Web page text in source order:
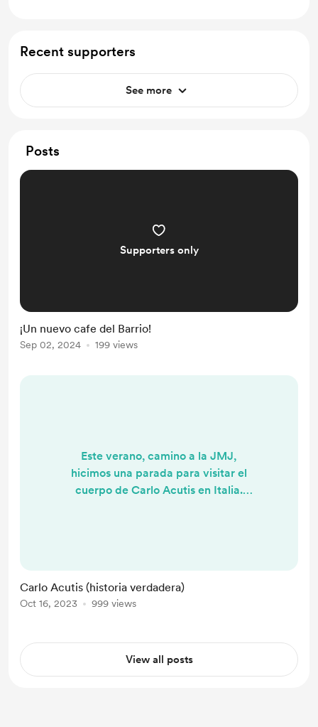
Recent supporters
See more
Posts
Supporters only
¡Un nuevo cafe del Barrio!
Sep 02, 2024 199 views
Este verano, camino a la JMJ,
hicimos una parada para visitar el
cuerpo de Carlo Acutis en Italia.
que veían, un cuerpo fallecido en
2006 y en perfecto estado: Un
Lamentablemente, el cuerpo de
Carlo Acutis ...
Carlo Acutis (historia verdadera)
Oct 16, 2023 999 views
View all posts